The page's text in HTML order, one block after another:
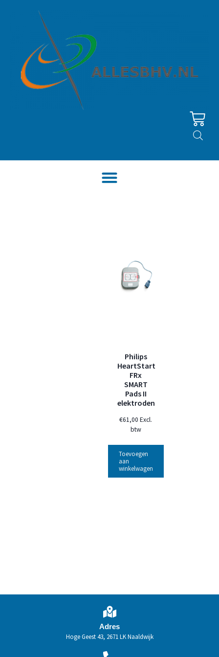
Philips
HeartStart
FRx
SMART
Pads II
elektroden
€61,00 Excl.
btw
Toevoegen
aan
winkelwagen
Adres
Hoge Geest 43, 2671 LK Naaldwijk